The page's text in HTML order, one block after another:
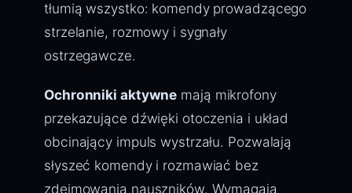
tłumią wszystko: komendy prowadzącego
strzelanie, rozmowy i sygnały
ostrzegawcze.
Ochronniki aktywne mają mikrofony
przekazujące dźwięki otoczenia i układ
obcinający impuls wystrzału. Pozwalają
słyszeć komendy i rozmawiać bez
zdejmowania nauszników. Wymagają